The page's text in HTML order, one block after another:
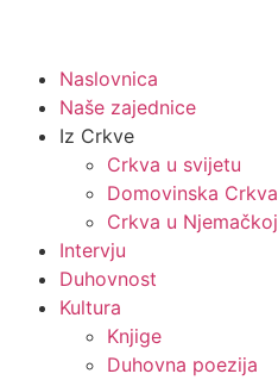
Naslovnica
Naše zajednice
Iz Crkve
Crkva u svijetu
Domovinska Crkva
Crkva u Njemačkoj
Intervju
Duhovnost
Kultura
Knjige
Duhovna poezija